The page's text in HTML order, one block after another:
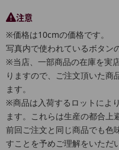
注意
※価格は10cmの価格です。
写真内で使われているボタン
※当店、一部商品の在庫を実
りますので、ご注文頂いた商
ます。
※商品は入荷するロットによ
ます。これらは生産の都合上
前回ご注文と同じ商品でも色
すことを予めご理解をいただ